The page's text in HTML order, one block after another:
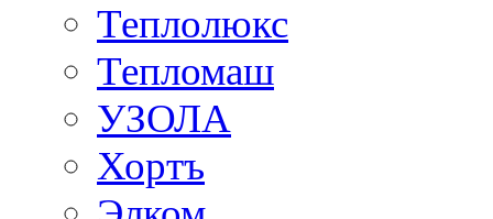
Теплолюкс
Тепломаш
УЗОЛА
Хортъ